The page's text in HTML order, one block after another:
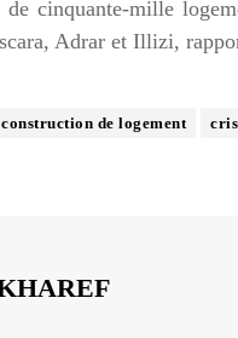
cinquante-mille
Adrar et Illizi,
construction de logement